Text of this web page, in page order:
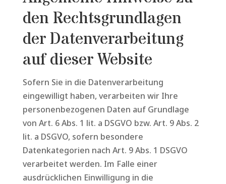
den Rechtsgrundlagen
der Datenverarbeitung
auf dieser Website
Sofern Sie in die Datenverarbeitung
eingewilligt haben, verarbeiten wir Ihre
personenbezogenen Daten auf Grundlage
von Art. 6 Abs. 1 lit. a DSGVO bzw. Art. 9 Abs. 2
lit. a DSGVO, sofern besondere
Datenkategorien nach Art. 9 Abs. 1 DSGVO
verarbeitet werden. Im Falle einer
ausdrücklichen Einwilligung in die